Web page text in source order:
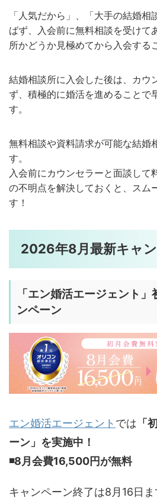
「人気だから」、「大手の結婚
ばず、入会前に無料相談を受けて
所かどうか見極めてから入会する
結婚相談所に入会した後は、カウ
ず、積極的に婚活を進めることで
す。
無料相談や資料請求が可能な結婚
す。
入会前にカウンセラーと面談して
の不明点を解決しておくと、スム
す！
2026年8月最新キャ
「エン婚活エージェント」
ンペーン
エン婚活エージェント では 「
ーン」を実施中！
◾️8月会費16,500円が無料
キャンペーン終了は8月16日